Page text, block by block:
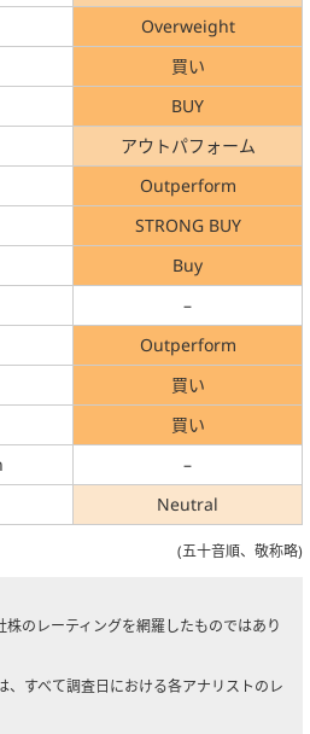
Overweight
買い
BUY
アウトパフォーム
Outperform
STRONG BUY
Buy
–
Outperform
買い
買い
–
Neutral
(五十音順、敬称略)
のレーティングを網羅したものではあり
すべて調査日における各アナリストのレ